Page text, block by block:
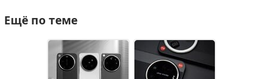
Ещё по теме